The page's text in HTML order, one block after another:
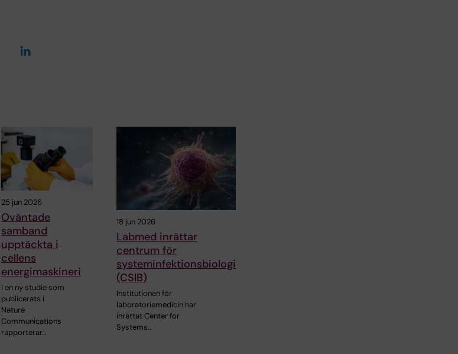
25 jun 2026
Oväntade
samband
upptäckta i
cellens
energimaskineri
I en ny studie som
publicerats i
Nature
Communications
rapporterar…
18 jun 2026
Labmed inrättar
centrum för
systeminfektionsbiologi
(CSIB)
Institutionen för
laboratoriemedicin har
inrättat Center for
Systems…